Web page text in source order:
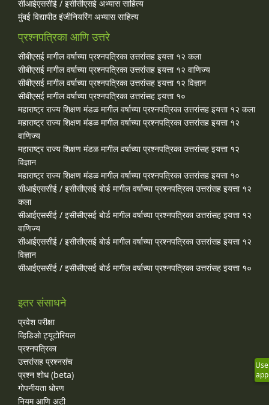
सीआईएससीई / इसीसीएसई अभ्यास साहित्य
मुंबई विद्यापीठ इंजीनियरिंग अभ्यास साहित्य
प्रश्नपत्रिका आणि उत्तरे
सीबीएसई मागील वर्षाच्या प्रश्‍नपत्रिका उत्तरांसह इयत्ता १२ कला
सीबीएसई मागील वर्षाच्या प्रश्‍नपत्रिका उत्तरांसह इयत्ता १२ वाणिज्य
सीबीएसई मागील वर्षाच्या प्रश्‍नपत्रिका उत्तरांसह इयत्ता १२ विज्ञान
सीबीएसई मागील वर्षाच्या प्रश्‍नपत्रिका उत्तरांसह इयत्ता १०
महाराष्ट्र राज्य शिक्षण मंडळ मागील वर्षाच्या प्रश्‍नपत्रिका उत्तरांसह इयत्ता १२ कला
महाराष्ट्र राज्य शिक्षण मंडळ मागील वर्षाच्या प्रश्‍नपत्रिका उत्तरांसह इयत्ता १२
वाणिज्य
महाराष्ट्र राज्य शिक्षण मंडळ मागील वर्षाच्या प्रश्‍नपत्रिका उत्तरांसह इयत्ता १२
विज्ञान
महाराष्ट्र राज्य शिक्षण मंडळ मागील वर्षाच्या प्रश्‍नपत्रिका उत्तरांसह इयत्ता १०
सीआईएससीई / इसीसीएसई बोर्ड मागील वर्षाच्या प्रश्‍नपत्रिका उत्तरांसह इयत्ता १२
कला
सीआईएससीई / इसीसीएसई बोर्ड मागील वर्षाच्या प्रश्‍नपत्रिका उत्तरांसह इयत्ता १२
वाणिज्य
सीआईएससीई / इसीसीएसई बोर्ड मागील वर्षाच्या प्रश्‍नपत्रिका उत्तरांसह इयत्ता १२
विज्ञान
सीआईएससीई / इसीसीएसई बोर्ड मागील वर्षाच्या प्रश्‍नपत्रिका उत्तरांसह इयत्ता १०
इतर संसाधने
प्रवेश परीक्षा
व्हिडिओ ट्यूटोरियल
प्रश्नपत्रिका
उत्तरांसह प्रश्नसंच
प्रश्न शोध (beta)
गोपनीयता धोरण
नियम आणि अटी
Use
app